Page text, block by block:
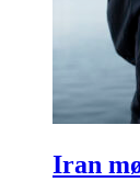
Iran